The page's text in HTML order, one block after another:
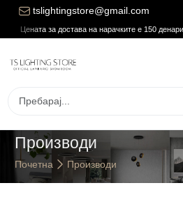
tslightingstore@gmail.com
Цената за достава на нарачките е 150 денари.
Производи
Почетна Производи